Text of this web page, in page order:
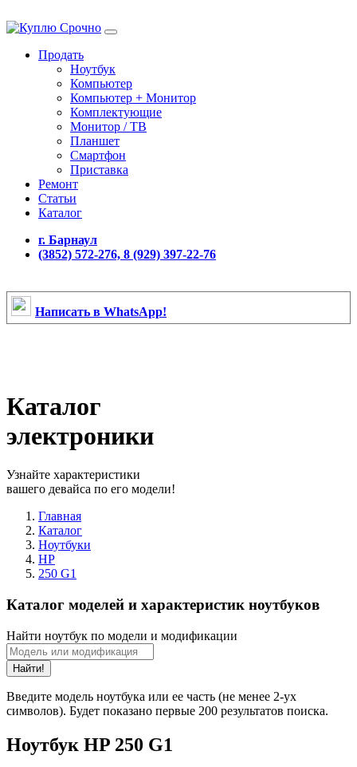
Продать
Ноутбук
Компьютер
Компьютер + Монитор
Комплектующие
Монитор / ТВ
Планшет
Смартфон
Приставка
Ремонт
Статьи
Каталог
г. Барнаул
(3852) 572-276, 8 (929) 397-22-76
Написать в WhatsApp!
Каталог
электроники
Узнайте характеристики
вашего девайса по его модели!
Главная
Каталог
Ноутбуки
HP
250 G1
Каталог моделей и характеристик ноутбуков
Найти ноутбук по модели и модификации
Найти!
Введите модель ноутбука или ее часть (не менее 2-ух
символов). Будет показано первые 200 результатов поиска.
Ноутбук HP 250 G1